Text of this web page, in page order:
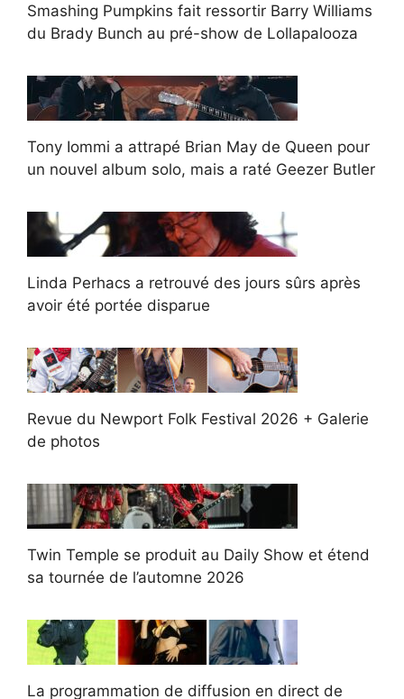
Smashing Pumpkins fait ressortir Barry Williams
du Brady Bunch au pré-show de Lollapalooza
Tony Iommi a attrapé Brian May de Queen pour
un nouvel album solo, mais a raté Geezer Butler
Linda Perhacs a retrouvé des jours sûrs après
avoir été portée disparue
Revue du Newport Folk Festival 2026 + Galerie
de photos
Twin Temple se produit au Daily Show et étend
sa tournée de l’automne 2026
La programmation de diffusion en direct de